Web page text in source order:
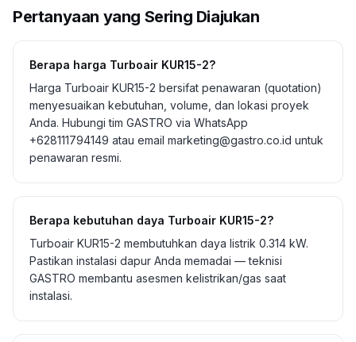
Pertanyaan yang Sering Diajukan
Berapa harga Turboair KUR15-2?
Harga Turboair KUR15-2 bersifat penawaran (quotation)
menyesuaikan kebutuhan, volume, dan lokasi proyek
Anda. Hubungi tim GASTRO via WhatsApp
+628111794149 atau email marketing@gastro.co.id untuk
penawaran resmi.
Berapa kebutuhan daya Turboair KUR15-2?
Turboair KUR15-2 membutuhkan daya listrik 0.314 kW.
Pastikan instalasi dapur Anda memadai — teknisi
GASTRO membantu asesmen kelistrikan/gas saat
instalasi.